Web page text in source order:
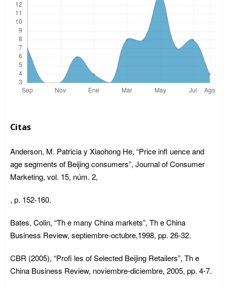
Citas
Anderson, M. Patricia y Xiaohong He, “Price infl uence and
age segments of Beijing consumers”, Journal of Consumer
Marketing, vol. 15, núm. 2,
, p. 152-160.
Bates, Colin, “Th e many China markets”, Th e China
Business Review, septiembre-octubre,1998, pp. 26-32.
CBR (2005), “Profi les of Selected Beijing Retailers”, Th e
China Business Review, noviembre-diciembre, 2005, pp. 4-7.